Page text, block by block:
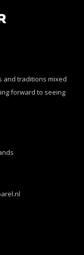
and traditions mixed
forward to seeing